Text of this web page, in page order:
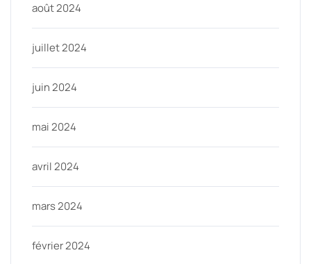
août 2024
juillet 2024
juin 2024
mai 2024
avril 2024
mars 2024
février 2024